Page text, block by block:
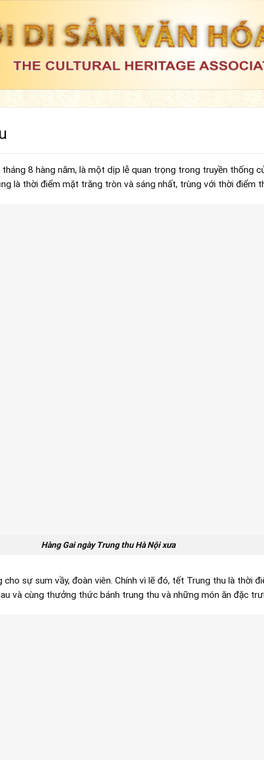
8 hàng năm, là một dịp lễ quan trọng trong truyền thống
là thời điểm mặt trăng tròn và sáng nhất, trùng với thời điểm
Hàng Gai ngày Trung thu Hà Nội xưa
sự sum vầy, đoàn viên. Chính vì lẽ đó, tết Trung thu là thời
và cùng thưởng thức bánh trung thu và những món ăn đặc